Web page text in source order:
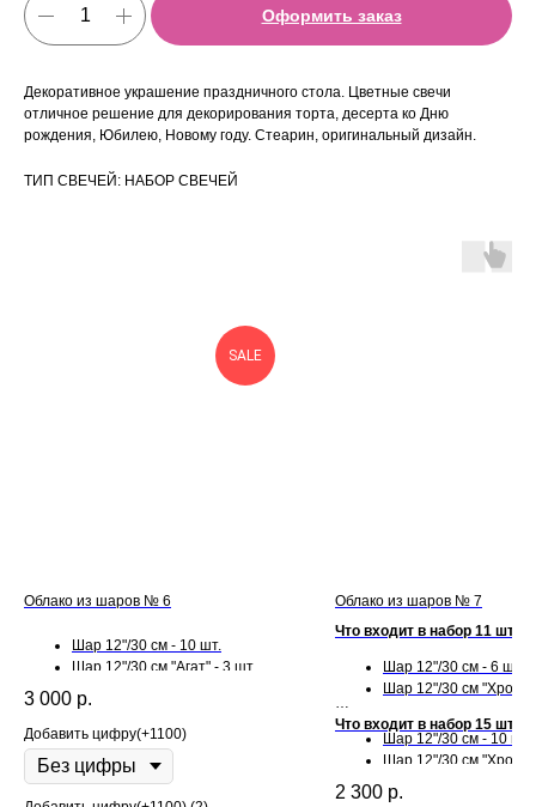
Оформить заказ
Декоративное украшение праздничного стола. Цветные свечи
отличное решение для декорирования торта, десерта ко Дню
рождения, Юбилею, Новому году. Стеарин, оригинальный дизайн.
ТИП СВЕЧЕЙ: НАБОР СВЕЧЕЙ
SALE
Облако из шаров № 6
Шар 12"/30 см - 10 шт.
Шар 12"/30 см "Агат" - 3 шт.
шт.
3 000 р.
Добавить цифру(+1100)
Облако из шаров № 7
Что входит в набор 11 шт:
Шар 12"/30 см - 6 шт.
Шар 12"/30 см "Хром"
Что входит в набор 15 шт:
Шар 12"/30 см - 10 шт.
Шар 12"/30 см "Хром"
2 300 р.